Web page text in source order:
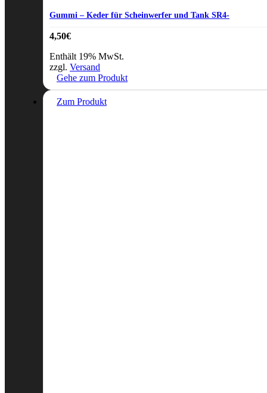
Gummi – Keder für Scheinwerfer und Tank SR4-
4,50€
Enthält 19% MwSt.
zzgl. Versand
Gehe zum Produkt
Zum Produkt